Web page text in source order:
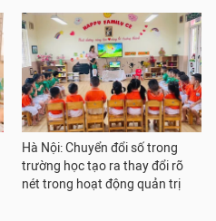
Hà Nội: Chuyển đổi số trong
trường học tạo ra thay đổi rõ
nét trong hoạt động quản trị